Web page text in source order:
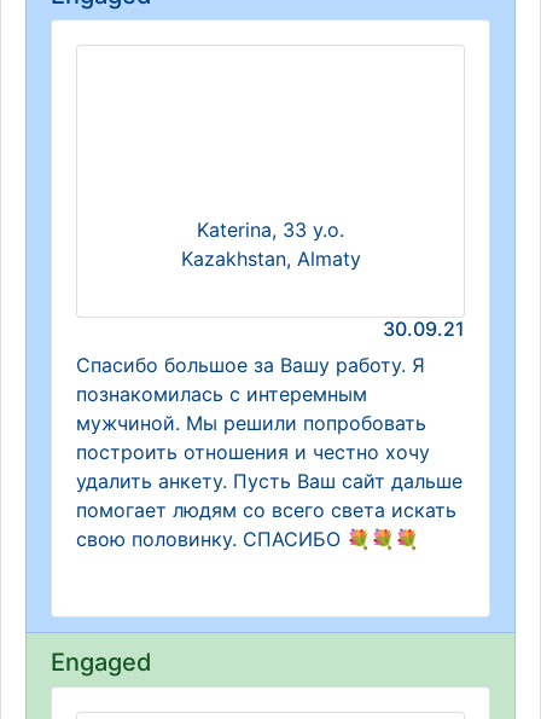
Katerina, 33 y.o.
Kazakhstan, Almaty
30.09.21
Спасибо большое за Вашу работу. Я
познакомилась с интеремным
мужчиной. Мы решили попробовать
построить отношения и честно хочу
удалить анкету. Пусть Ваш сайт дальше
помогает людям со всего света искать
свою половинку. СПАСИБО 💐💐💐
Engaged